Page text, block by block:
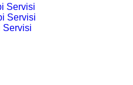
Servisi
Servisi
Servisi